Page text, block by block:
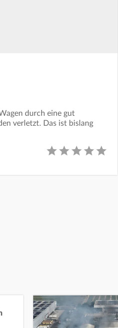
durch eine gut
verletzt. Das ist bislang